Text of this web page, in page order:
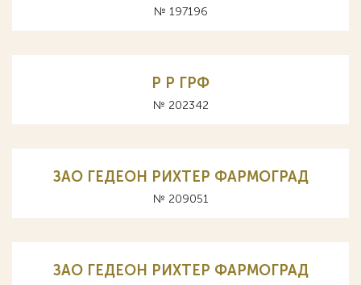
№ 197196
Р P ГРФ
№ 202342
ЗАО ГЕДЕОН РИХТЕР ФАРМОГРАД
№ 209051
ЗАО ГЕДЕОН РИХТЕР ФАРМОГРАД